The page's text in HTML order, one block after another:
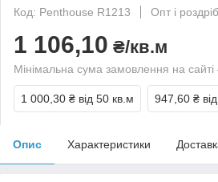
Код: Penthouse R1213
Опт і роздріб
1 106,10 ₴/кв.м
Мінімальна сума замовлення на
1 000,30 ₴ від 50 кв.м 947,60 ₴
Опис Характеристики